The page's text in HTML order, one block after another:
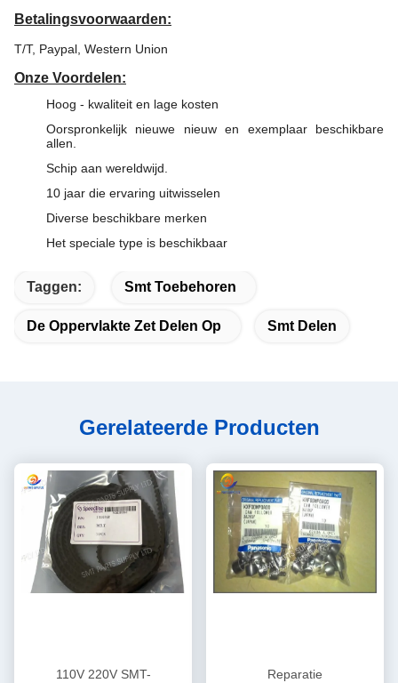
Betalingsvoorwaarden:
T/T, Paypal, Western Union
Onze Voordelen:
Hoog - kwaliteit en lage kosten
Oorspronkelijk nieuwe nieuw en exemplaar beschikbare
allen.
Schip aan wereldwijd.
10 jaar die ervaring uitwisselen
Diverse beschikbare merken
Het speciale type is beschikbaar
Taggen: Smt Toebehoren
De Oppervlakte Zet Delen Op Smt Delen
Gerelateerde Producten
110V 220V SMT-
Reparatie